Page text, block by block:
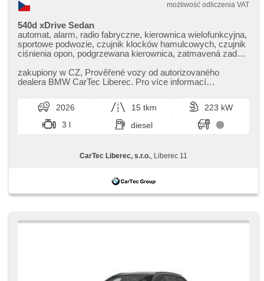
możliwość odliczenia VAT
540d xDrive Sedan
automat, alarm, radio fabryczne, kierownica wielofunkcyjna,
sportowe podwozie, czujnik klocków hamulcowych, czujnik
ciśnienia opon, podgrzewana kierownica, zatmavená zadní
odemykání, bezklíčové startování, elektryczna regulacja
foteli, odvětrávaná sedadla, podgrzewane fotele, LED denní
zakupiony w CZ,​ Prověřené vozy od autorizovaného
dealera BMW CarTec Liberec. Pro více informací
2026 15 tkm
223 kW
3 l
diesel
CarTec Liberec, s.r.o. , Liberec 11